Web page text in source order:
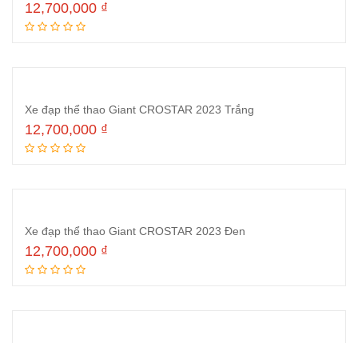
12,700,000 ₫
Xe đạp thể thao Giant CROSTAR 2023 Trắng
12,700,000 ₫
Xe đạp thể thao Giant CROSTAR 2023 Đen
12,700,000 ₫